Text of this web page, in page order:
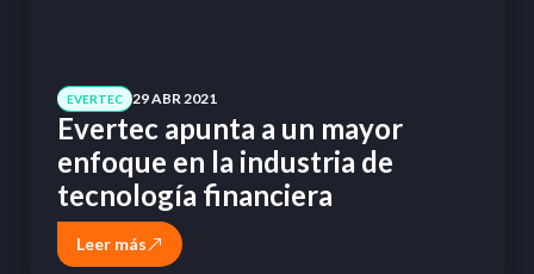
EVERTEC 29 ABR 2021
Evertec apunta a un mayor
enfoque en la industria de
tecnología financiera
Leer más